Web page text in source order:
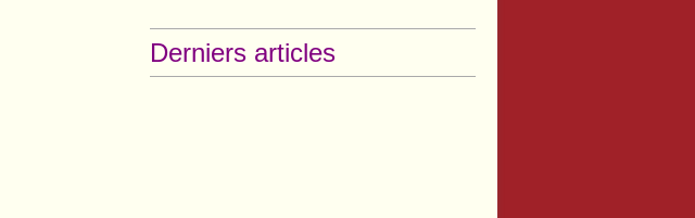
Derniers articles